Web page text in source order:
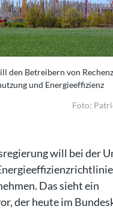
den Betreibern von
und Energieeffizienz
Foto:
will bei der
Das sieht ein
der heute im